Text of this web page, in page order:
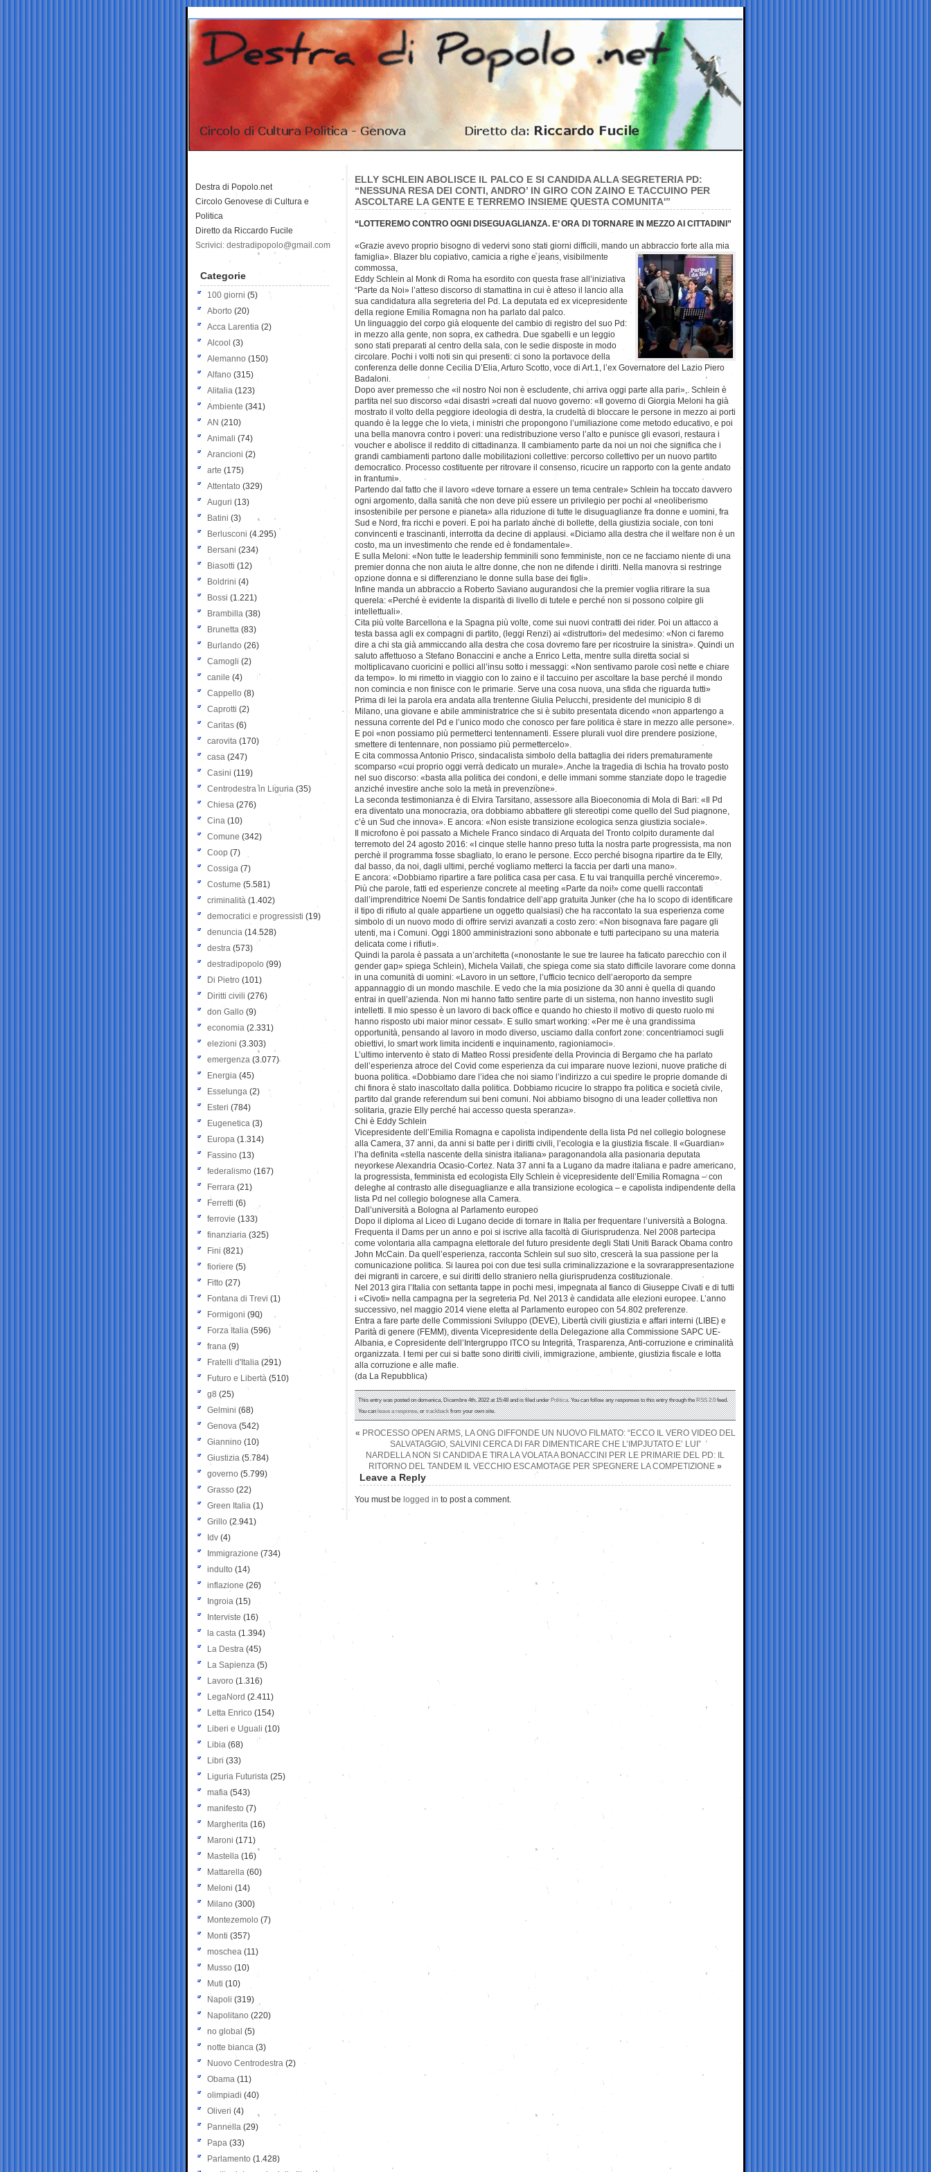
ELLY SCHLEIN ABOLISCE IL PALCO E SI CANDIDA ALLA SEGRETERIA PD:
“NESSUNA RESA DEI CONTI, ANDRO’ IN GIRO CON ZAINO E TACCUINO PER
ASCOLTARE LA GENTE E TERREMO INSIEME QUESTA COMUNITA'”
“LOTTEREMO CONTRO OGNI DISEGUAGLIANZA. E’ ORA DI TORNARE IN MEZZO AI CITTADINI”
«Grazie avevo proprio bisogno di vedervi sono stati giorni difficili, mando un abbraccio forte alla mia
famiglia». Blazer blu copiativo, camicia a righe e jeans, visibilmente
commossa,
Eddy Schlein al Monk di Roma ha esordito con questa frase all’iniziativa
“Parte da Noi» l’atteso discorso di stamattina in cui è atteso il lancio alla
sua candidatura alla segreteria del Pd. La deputata ed ex vicepresidente
della regione Emilia Romagna non ha parlato dal palco.
Un linguaggio del corpo già eloquente del cambio di registro del suo Pd:
in mezzo alla gente, non sopra, ex cathedra. Due sgabelli e un leggio
sono stati preparati al centro della sala, con le sedie disposte in modo
circolare. Pochi i volti noti sin qui presenti: ci sono la portavoce della
conferenza delle donne Cecilia D’Elia, Arturo Scotto, voce di Art.1, l’ex Governatore del Lazio Piero
Badaloni.
Dopo aver premesso che «il nostro Noi non è escludente, chi arriva oggi parte alla pari»,. Schlein è
partita nel suo discorso «dai disastri »creati dal nuovo governo: «Il governo di Giorgia Meloni ha già
mostrato il volto della peggiore ideologia di destra, la crudeltà di bloccare le persone in mezzo ai porti
quando è la legge che lo vieta, i ministri che propongono l’umiliazione come metodo educativo, e poi
una bella manovra contro i poveri: una redistribuzione verso l’alto e punisce gli evasori, restaura i
voucher e abolisce il reddito di cittadinanza. Il cambiamento parte da noi un noi che significa che i
grandi cambiamenti partono dalle mobilitazioni collettive: percorso collettivo per un nuovo partito
democratico. Processo costituente per ritrovare il consenso, ricucire un rapporto con la gente andato
in frantumi».
Partendo dal fatto che il lavoro «deve tornare a essere un tema centrale» Schlein ha toccato davvero
ogni argomento, dalla sanità che non deve più essere un privilegio per pochi al «neoliberismo
insostenibile per persone e pianeta» alla riduzione di tutte le disuguaglianze fra donne e uomini, fra
Sud e Nord, fra ricchi e poveri. E poi ha parlato anche di bollette, della giustizia sociale, con toni
convincenti e trascinanti, interrotta da decine di applausi. «Diciamo alla destra che il welfare non è un
costo, ma un investimento che rende ed è fondamentale».
E sulla Meloni: «Non tutte le leadership femminili sono femministe, non ce ne facciamo niente di una
premier donna che non aiuta le altre donne, che non ne difende i diritti. Nella manovra si restringe
opzione donna e si differenziano le donne sulla base dei figli».
Infine manda un abbraccio a Roberto Saviano augurandosi che la premier voglia ritirare la sua
querela: «Perché è evidente la disparità di livello di tutele e perché non si possono colpire gli
intellettuali».
Cita più volte Barcellona e la Spagna più volte, come sui nuovi contratti dei rider. Poi un attacco a
testa bassa agli ex compagni di partito, (leggi Renzi) ai «distruttori» del medesimo: «Non ci faremo
dire a chi sta già ammiccando alla destra che cosa dovremo fare per ricostruire la sinistra». Quindi un
saluto affettuoso a Stefano Bonaccini e anche a Enrico Letta, mentre sulla diretta social si
moltiplicavano cuoricini e pollici all’insu sotto i messaggi: «Non sentivamo parole così nette e chiare
da tempo». Io mi rimetto in viaggio con lo zaino e il taccuino per ascoltare la base perché il mondo
non comincia e non finisce con le primarie. Serve una cosa nuova, una sfida che riguarda tutti»
Prima di lei la parola era andata alla trentenne Giulia Pelucchi, presidente del municipio 8 di
Milano, una giovane e abile amministratrice che si è subito presentata dicendo «non appartengo a
nessuna corrente del Pd e l’unico modo che conosco per fare politica è stare in mezzo alle persone».
E poi «non possiamo più permetterci tentennamenti. Essere plurali vuol dire prendere posizione,
smettere di tentennare, non possiamo più permettercelo».
E cita commossa Antonio Prisco, sindacalista simbolo della battaglia dei riders prematuramente
scomparso «cui proprio oggi verrà dedicato un murale». Anche la tragedia di Ischia ha trovato posto
nel suo discorso: «basta alla politica dei condoni, e delle immani somme stanziate dopo le tragedie
anziché investire anche solo la metà in prevenzione».
La seconda testimonianza è di Elvira Tarsitano, assessore alla Bioeconomia di Mola di Bari: «Il Pd
era diventato una monocrazia, ora dobbiamo abbattere gli stereotipi come quello del Sud piagnone,
c’è un Sud che innova». E ancora: «Non esiste transizione ecologica senza giustizia sociale».
Il microfono è poi passato a Michele Franco sindaco di Arquata del Tronto colpito duramente dal
terremoto del 24 agosto 2016: «I cinque stelle hanno preso tutta la nostra parte progressista, ma non
perchè il programma fosse sbagliato, lo erano le persone. Ecco perché bisogna ripartire da te Elly,
dal basso, da noi, dagli ultimi, perché vogliamo metterci la faccia per darti una mano».
E ancora: «Dobbiamo ripartire a fare politica casa per casa. E tu vai tranquilla perché vinceremo».
Più che parole, fatti ed esperienze concrete al meeting «Parte da noi!» come quelli raccontati
dall’imprenditrice Noemi De Santis fondatrice dell’app gratuita Junker (che ha lo scopo di identificare
il tipo di rifiuto al quale appartiene un oggetto qualsiasi) che ha raccontato la sua esperienza come
simbolo di un nuovo modo di offrire servizi avanzati a costo zero: «Non bisognava fare pagare gli
utenti, ma i Comuni. Oggi 1800 amministrazioni sono abbonate e tutti partecipano su una materia
delicata come i rifiuti».
Quindi la parola è passata a un’architetta («nonostante le sue tre lauree ha faticato parecchio con il
gender gap» spiega Schlein), Michela Vailati, che spiega come sia stato difficile lavorare come donna
in una comunità di uomini: «Lavoro in un settore, l’ufficio tecnico dell’aeroporto da sempre
appannaggio di un mondo maschile. E vedo che la mia posizione da 30 anni è quella di quando
entrai in quell’azienda. Non mi hanno fatto sentire parte di un sistema, non hanno investito sugli
intelletti. Il mio spesso è un lavoro di back office e quando ho chiesto il motivo di questo ruolo mi
hanno risposto ubi maior minor cessat». E sullo smart working: «Per me è una grandissima
opportunità, pensando al lavoro in modo diverso, usciamo dalla confort zone: concentriamoci sugli
obiettivi, lo smart work limita incidenti e inquinamento, ragioniamoci».
L’ultimo intervento è stato di Matteo Rossi presidente della Provincia di Bergamo che ha parlato
dell’esperienza atroce del Covid come esperienza da cui imparare nuove lezioni, nuove pratiche di
buona politica. «Dobbiamo dare l’idea che noi siamo l’indirizzo a cui spedire le proprie domande di
chi finora è stato inascoltato dalla politica. Dobbiamo ricucire lo strappo fra politica e società civile,
partito dal grande referendum sui beni comuni. Noi abbiamo bisogno di una leader collettiva non
solitaria, grazie Elly perché hai accesso questa speranza».
Chi è Eddy Schlein
Vicepresidente dell’Emilia Romagna e capolista indipendente della lista Pd nel collegio bolognese
alla Camera, 37 anni, da anni si batte per i diritti civili, l’ecologia e la giustizia fiscale. Il «Guardian»
l’ha definita «stella nascente della sinistra italiana» paragonandola alla pasionaria deputata
neyorkese Alexandria Ocasio-Cortez. Nata 37 anni fa a Lugano da madre italiana e padre americano,
la progressista, femminista ed ecologista Elly Schlein è vicepresidente dell’Emilia Romagna – con
deleghe al contrasto alle diseguaglianze e alla transizione ecologica – e capolista indipendente della
lista Pd nel collegio bolognese alla Camera.
Dall’università a Bologna al Parlamento europeo
Dopo il diploma al Liceo di Lugano decide di tornare in Italia per frequentare l’università a Bologna.
Frequenta il Dams per un anno e poi si iscrive alla facoltà di Giurisprudenza. Nel 2008 partecipa
come volontaria alla campagna elettorale del futuro presidente degli Stati Uniti Barack Obama contro
John McCain. Da quell’esperienza, racconta Schlein sul suo sito, crescerà la sua passione per la
comunicazione politica. Si laurea poi con due tesi sulla criminalizzazione e la sovrarappresentazione
dei migranti in carcere, e sui diritti dello straniero nella giurisprudenza costituzionale.
Nel 2013 gira l’Italia con settanta tappe in pochi mesi, impegnata al fianco di Giuseppe Civati e di tutti
i «Civoti» nella campagna per la segreteria Pd. Nel 2013 è candidata alle elezioni europee. L’anno
successivo, nel maggio 2014 viene eletta al Parlamento europeo con 54.802 preferenze.
Entra a fare parte delle Commissioni Sviluppo (DEVE), Libertà civili giustizia e affari interni (LIBE) e
Parità di genere (FEMM), diventa Vicepresidente della Delegazione alla Commissione SAPC UE-
Albania, e Copresidente dell’Intergruppo ITCO su Integrità, Trasparenza, Anti-corruzione e criminalità
organizzata. I temi per cui si batte sono diritti civili, immigrazione, ambiente, giustizia fiscale e lotta
alla corruzione e alle mafie.
(da La Repubblica)
This entry was posted on domenica, Dicembre 4th, 2022 at 15:48 and is filed underPolitica. You can follow any responses to this entry through theRSS 2.0feed.
You canleave a response, ortrackbackfrom your own site.
« PROCESSO OPEN ARMS, LA ONG DIFFONDE UN NUOVO FILMATO: “ECCO IL VERO VIDEO DEL
SALVATAGGIO, SALVINI CERCA DI FAR DIMENTICARE CHE L’IMPJUTATO E’ LUI”
NARDELLA NON SI CANDIDA E TIRA LA VOLATA A BONACCINI PER LE PRIMARIE DEL PD: IL
RITORNO DEL TANDEM IL VECCHIO ESCAMOTAGE PER SPEGNERE LA COMPETIZIONE »
Leave a Reply
You must be logged in to post a comment.
Destra di Popolo.net
Circolo Genovese di Cultura e
Politica
Diretto da Riccardo Fucile
Scrivici: destradipopolo@gmail.com
Categorie
100 giorni (5)
Aborto (20)
Acca Larentia (2)
Alcool (3)
Alemanno (150)
Alfano (315)
Alitalia (123)
Ambiente (341)
AN (210)
Animali (74)
Arancioni (2)
arte (175)
Attentato (329)
Auguri (13)
Batini (3)
Berlusconi (4.295)
Bersani (234)
Biasotti (12)
Boldrini (4)
Bossi (1.221)
Brambilla (38)
Brunetta (83)
Burlando (26)
Camogli (2)
canile (4)
Cappello (8)
Caprotti (2)
Caritas (6)
carovita (170)
casa (247)
Casini (119)
Centrodestra in Liguria (35)
Chiesa (276)
Cina (10)
Comune (342)
Coop (7)
Cossiga (7)
Costume (5.581)
criminalità (1.402)
democratici e progressisti (19)
denuncia (14.528)
destra (573)
destradipopolo (99)
Di Pietro (101)
Diritti civili (276)
don Gallo (9)
economia (2.331)
elezioni (3.303)
emergenza (3.077)
Energia (45)
Esselunga (2)
Esteri (784)
Eugenetica (3)
Europa (1.314)
Fassino (13)
federalismo (167)
Ferrara (21)
Ferretti (6)
ferrovie (133)
finanziaria (325)
Fini (821)
fioriere (5)
Fitto (27)
Fontana di Trevi (1)
Formigoni (90)
Forza Italia (596)
frana (9)
Fratelli d'Italia (291)
Futuro e Libertà (510)
g8 (25)
Gelmini (68)
Genova (542)
Giannino (10)
Giustizia (5.784)
governo (5.799)
Grasso (22)
Green Italia (1)
Grillo (2.941)
Idv (4)
Immigrazione (734)
indulto (14)
inflazione (26)
Ingroia (15)
Interviste (16)
la casta (1.394)
La Destra (45)
La Sapienza (5)
Lavoro (1.316)
LegaNord (2.411)
Letta Enrico (154)
Liberi e Uguali (10)
Libia (68)
Libri (33)
Liguria Futurista (25)
mafia (543)
manifesto (7)
Margherita (16)
Maroni (171)
Mastella (16)
Mattarella (60)
Meloni (14)
Milano (300)
Montezemolo (7)
Monti (357)
moschea (11)
Musso (10)
Muti (10)
Napoli (319)
Napolitano (220)
no global (5)
notte bianca (3)
Nuovo Centrodestra (2)
Obama (11)
olimpiadi (40)
Oliveri (4)
Pannella (29)
Papa (33)
Parlamento (1.428)